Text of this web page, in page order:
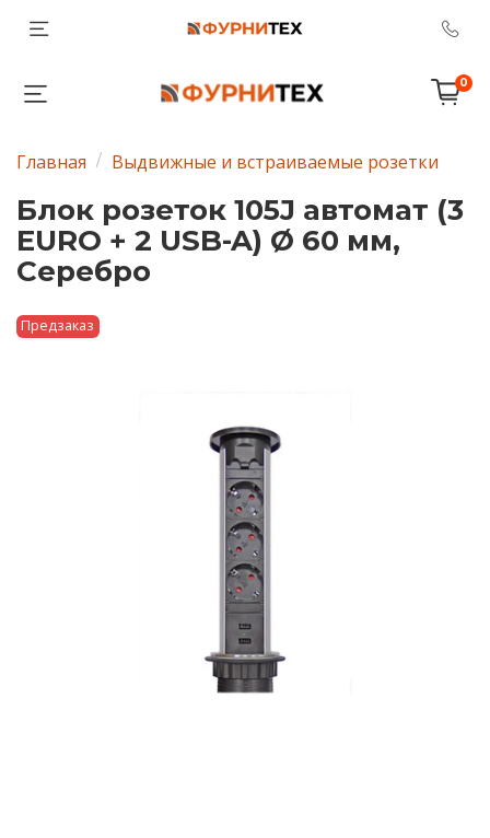
0
Главная Выдвижные и встраиваемые розетки
Блок розеток 105J автомат (3
EURO + 2 USB-A) Ø 60 мм,
Серебро
Предзаказ